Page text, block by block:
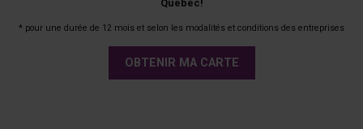
Québec!
* pour une durée de 12 mois et selon les modalités et conditions des entreprises
OBTENIR MA CARTE